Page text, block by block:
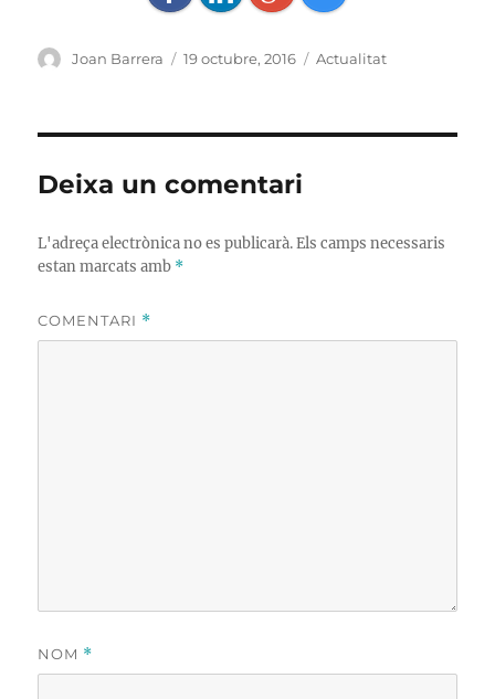
Autor
Joan Barrera
Publicat
19 octubre, 2016 Categories
Actualitat
Deixa un comentari
L'adreça electrònica no es publicarà. Els camps necessaris
estan marcats amb *
COMENTARI *
NOM *